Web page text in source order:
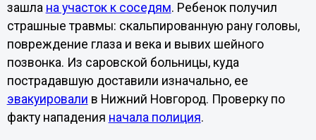
зашла на участок к соседям. Ребенок получил
страшные травмы: скальпированную рану головы,
повреждение глаза и века и вывих шейного
позвонка. Из саровской больницы, куда
пострадавшую доставили изначально, ее
эвакуировали в Нижний Новгород. Проверку по
факту нападения начала полиция.